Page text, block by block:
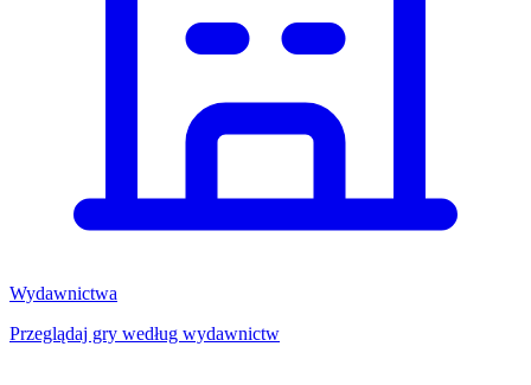
Wydawnictwa
Przeglądaj gry według wydawnictw